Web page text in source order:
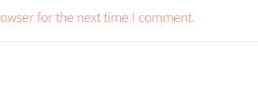
for the next time I comment.